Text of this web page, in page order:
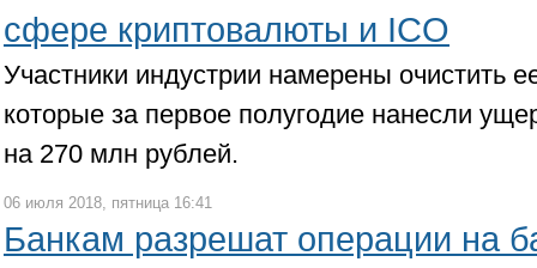
сфере криптовалюты и ICO
Участники индустрии намерены очистить
которые за первое полугодие нанесли
на 270 млн рублей.
06 июля 2018, пятница 16:41
Банкам разрешат операции на